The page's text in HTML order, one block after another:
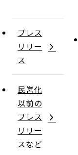
プレス
リリー
ス
民営化
以前の
プレス
リリー
スなど